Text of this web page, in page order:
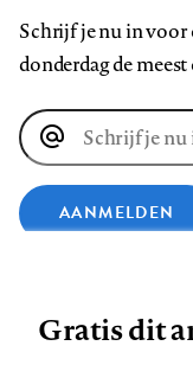
Schrijf je nu in voor
donderdag de
E-
mailadres
AANMELDEN
Zie onze cookie policy
Gratis dit